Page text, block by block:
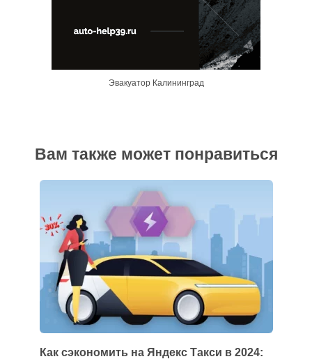
Эвакуатор Калининград
Вам также может понравиться
Как сэкономить на Яндекс Такси в 2024: